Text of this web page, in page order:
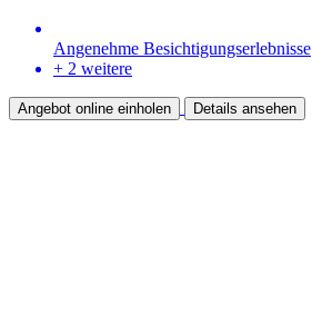
Angenehme Besichtigungserlebnisse
+ 2 weitere
Angebot online einholen Details ansehen